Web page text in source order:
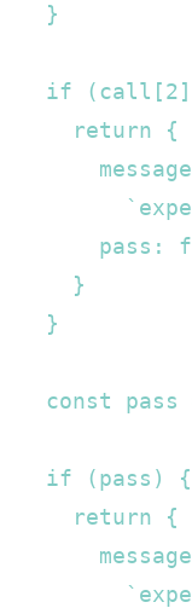
  }
if
    return {
pass:
    }
  }
const pass
if (pass)
    return {